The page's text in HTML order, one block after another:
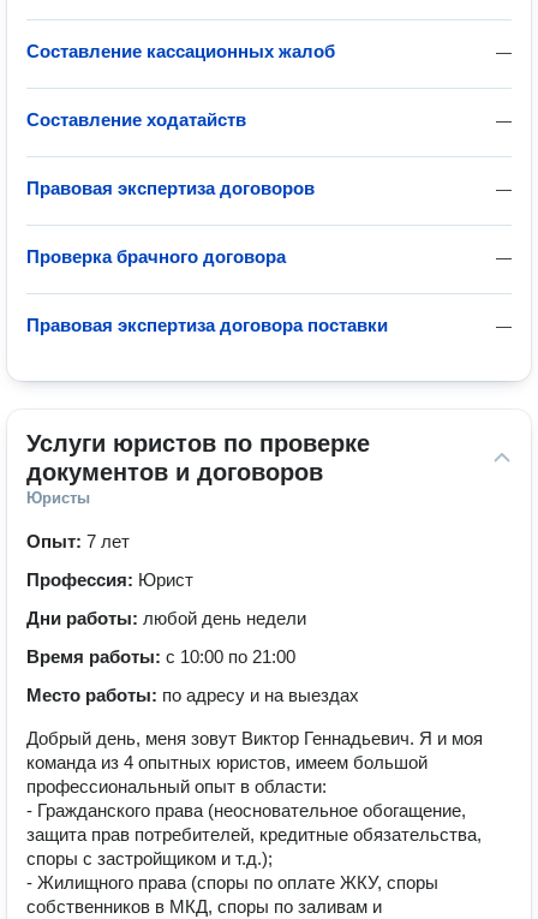
—
Составление кассационных жалоб
—
Составление ходатайств
—
Правовая экспертиза договоров
—
Проверка брачного договора
—
Правовая экспертиза договора поставки
Услуги юристов по проверке
документов и договоров
Юристы
Опыт: 7 лет
Профессия: Юрист
Дни работы: любой день недели
Время работы: с 10:00 по 21:00
Место работы: по адресу и на выездах
Добрый день, меня зовут Виктор Геннадьевич. Я и моя
команда из 4 опытных юристов, имеем большой
профессиональный опыт в области:
- Гражданского права (неосновательное обогащение,
защита прав потребителей, кредитные обязательства,
споры с застройщиком и т.д.);
- Жилищного права (споры по оплате ЖКУ, споры
собственников в МКД, споры по заливам и